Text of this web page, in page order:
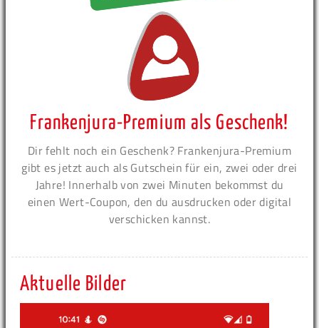
Frankenjura-Premium als Geschenk!
Dir fehlt noch ein Geschenk? Frankenjura-Premium
gibt es jetzt auch als Gutschein für ein, zwei oder drei
Jahre! Innerhalb von zwei Minuten bekommst du
einen Wert-Coupon, den du ausdrucken oder digital
verschicken kannst.
Aktuelle Bilder